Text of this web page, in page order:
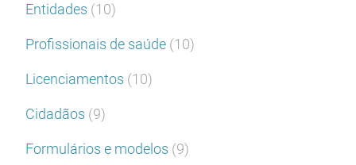
Entidades (10)
Profissionais de saúde (10)
Licenciamentos (10)
Cidadãos (9)
Formulários e modelos (9)